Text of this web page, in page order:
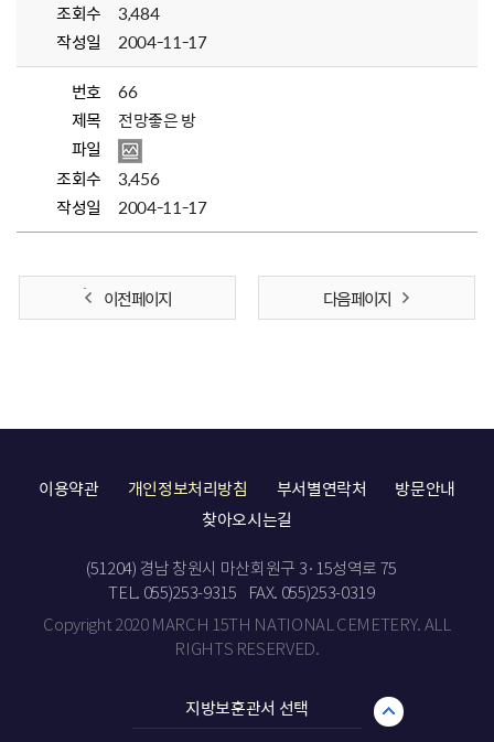
조회수
3,484
작성일
2004-11-17
번호
66
제목
전망좋은 방
파일
조회수
3,456
작성일
2004-11-17
이전 페이지 다음 페이지
이용약관 개인정보처리방침 부서별연락처
방문안내
찾아오시는길
(51204) 경남 창원시 마산회원구 3·15성역로 75
TEL. 055)253-9315
FAX. 055)253-0319
Copyright 2020 MARCH 15TH NATIONAL CEMETERY. ALL
RIGHTS RESERVED.
지방보훈관서 선택